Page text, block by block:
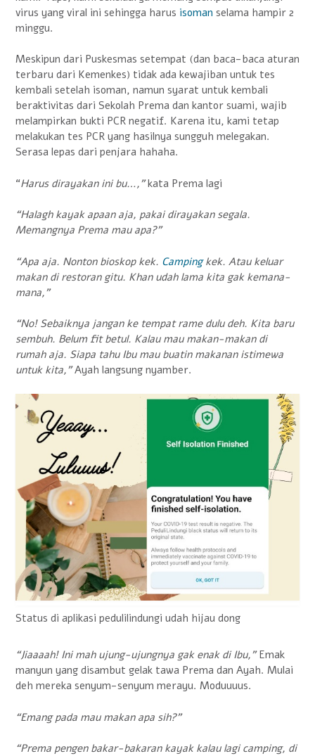
virus yang viral ini sehingga harus isoman selama hampir 2
minggu.
Meskipun dari Puskesmas setempat (dan baca-baca aturan
terbaru dari Kemenkes) tidak ada kewajiban untuk tes
kembali setelah isoman, namun syarat untuk kembali
beraktivitas dari Sekolah Prema dan kantor suami, wajib
melampirkan bukti PCR negatif. Karena itu, kami tetap
melakukan tes PCR yang hasilnya sungguh melegakan.
Serasa lepas dari penjara hahaha.
“Harus dirayakan ini bu…,”kata Prema lagi
“Halagh kayak apaan aja, pakai dirayakan segala.
Memangnya Prema mau apa?”
“Apa aja. Nonton bioskop kek. Campingkek. Atau keluar
makan di restoran gitu. Khan udah lama kita gak kemana-
mana,”
“No! Sebaiknya jangan ke tempat rame dulu deh. Kita baru
sembuh. Belum fit betul. Kalau mau makan-makan di
rumah aja. Siapa tahu Ibu mau buatin makanan istimewa
untuk kita,”Ayah langsung nyamber.
Status di aplikasi pedulilindungi udah hijau dong
“Jiaaaah! Ini mah ujung-ujungnya gak enak di Ibu,”Emak
manyun yang disambut gelak tawa Prema dan Ayah. Mulai
deh mereka senyum-senyum merayu. Moduuuus.
“Emang pada mau makan apa sih?”
“Prema pengen bakar-bakaran kayak kalau lagi camping, di